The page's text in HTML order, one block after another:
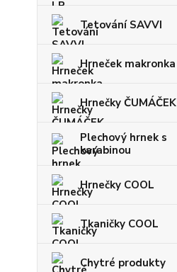
Tetování SAVVI
Hrneček makronka
Hrnečky ČUMÁČEK
Plechový hrnek s
karabinou
Hrnečky COOL
Tkaničky COOL
Chytré produkty